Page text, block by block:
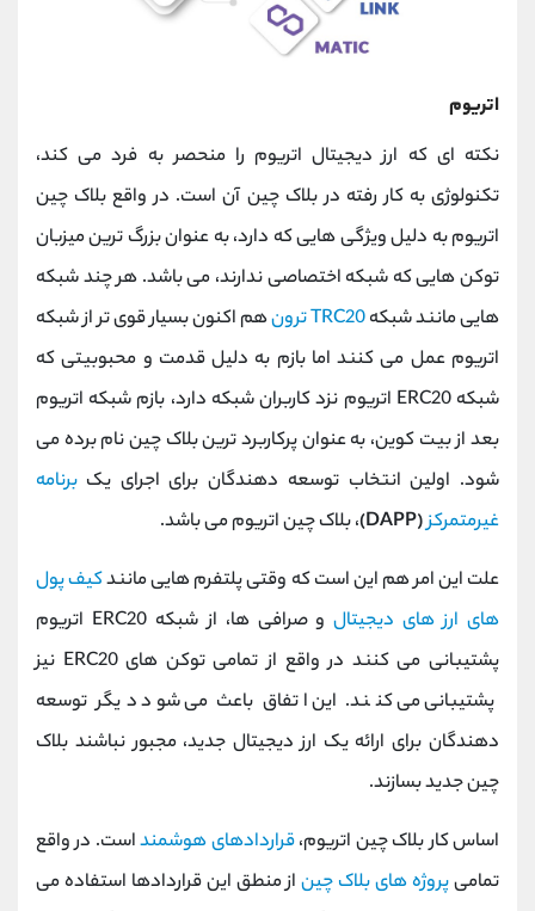
اتریوم
نکته ای که ارز دیجیتال اتریوم را منحصر به فرد می کند،
تکنولوژی به کار رفته در بلاک چین آن است. در واقع بلاک چین
اتریوم به دلیل ویژگی هایی که دارد، به عنوان بزرگ ترین میزبان
توکن هایی که شبکه اختصاصی ندارند، می باشد. هر چند شبکه
هایی مانند شبکهTRC20 ترون
هم اکنون بسیار قوی تر از شبکه
اتریوم عمل می کنند اما بازم به دلیل قدمت و محبوبیتی که
شبکه ERC20 اتریوم نزد کاربران شبکه دارد، بازم شبکه اتریوم
بعد از بیت کوین، به عنوان پرکاربرد ترین بلاک چین نام برده می
شود. اولین انتخاب توسعه دهندگان برای اجرای یک برنامه
غیرمتمرکز(DAPP)
، بلاک چین اتریوم می باشد.
علت این امر هم این است که وقتی پلتفرم هایی مانندکیف پول
های ارز های دیجیتال
و صرافی ها، از شبکه ERC20 اتریوم
پشتیبانی می کنند در واقع از تمامی توکن های ERC20 نیز
پشتیبانی می کنند. این اتفاق باعث می شود دیگر توسعه
دهندگان برای ارائه یک ارز دیجیتال جدید، مجبور نباشند بلاک
چین جدید بسازند.
اساس کار بلاک چین اتریوم،قراردادهای هوشمنداست. در واقع
تمامیپروژه های بلاک چیناز منطق این قراردادها استفاده می